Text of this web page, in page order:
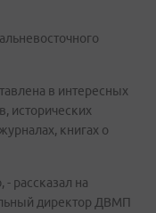
в интересных
исторических
книгах о
рассказал на
директор ДВМП